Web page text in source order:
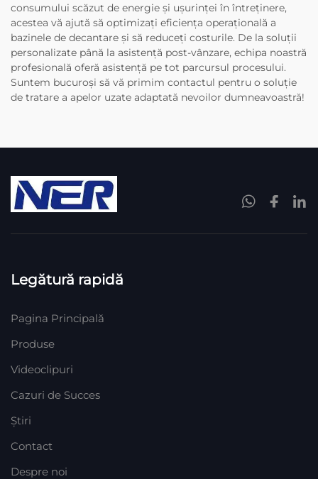
consumului scăzut de energie și ușurinței în întreținere,
acestea vă ajută să optimizați eficiența operațională a
bazinele de decantare și să reduceți costurile. De la soluții
personalizate până la asistență post-vânzare, echipa noastră
profesională oferă asistență pe tot parcursul procesului.
Suntem bucuroși să vă primim contactul pentru o soluție
de tratare a apelor uzate adaptată nevoilor dumneavoastră!
Legătură rapidă
Pagina Principală
Produse
Videoclipuri
Cazuri de Succes
Știri
Contact
Despre noi